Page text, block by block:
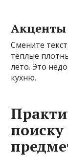
Акценты
Смените
тёплые
лето. Это
кухню.